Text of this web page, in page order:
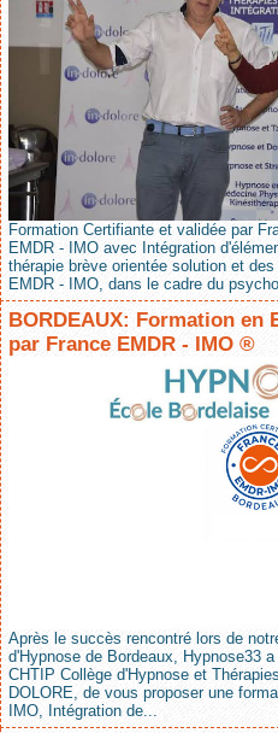
Formation Certifiante et validée par
EMDR - IMO avec Intégration
thérapie brève orientée solution et
EMDR - IMO, dans le cadre du
BORDEAUX: Formation en
par France EMDR - IMO ®
Après le succès rencontré lors de
d'Hypnose de Bordeaux, Hypnose33
CHTIP Collège d'Hypnose et
DOLORE, de vous proposer une
IMO, Intégration de...